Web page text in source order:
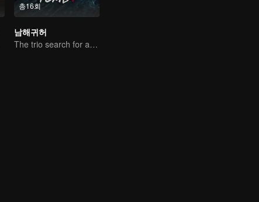
총16회
남해귀허
The trio search for a national treasure in the sea